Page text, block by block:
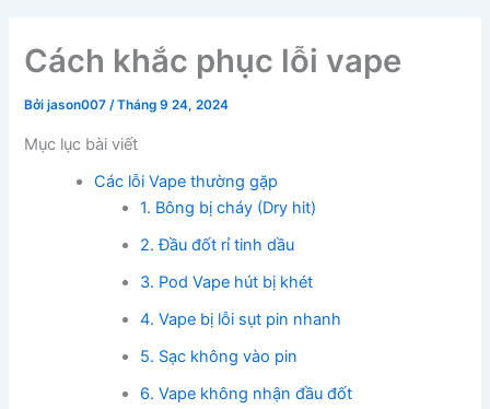
Cách khắc phục lỗi vape
Bởijason007/Tháng 9 24, 2024
Mục lục bài viết
Các lỗi Vape thường gặp
1. Bông bị cháy (Dry hit)
2. Đầu đốt rỉ tinh dầu
3. Pod Vape hút bị khét
4. Vape bị lỗi sụt pin nhanh
5. Sạc không vào pin
6. Vape không nhận đầu đốt